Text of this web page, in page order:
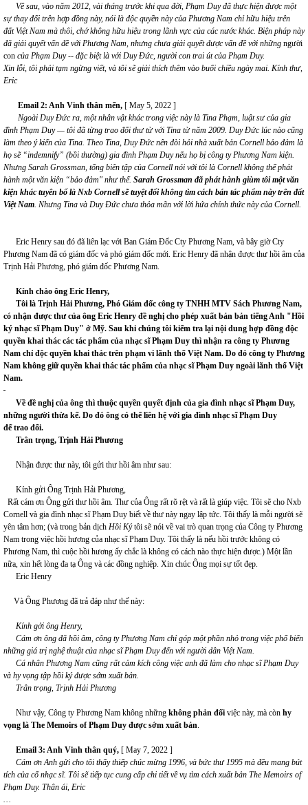
Về sau, vào năm 2012, vài tháng trước khi qua đời, Phạm Duy đã thực hiện đượcmột
sự thay đổi trên hợp đồng này, nói là độc quyền này của Phương Nam chỉ hữu hiệu trên
đất Việt Nam mà thôi, chớ không hữu hiệu trong lãnh vực của các nước khác. Biện pháp này
đã giải quyết vấn đề với Phương Nam, nhưng chưa giải quyết được vấn đề với những người
con của Phạm Duy-- đặc biệt là với Duy Đức, người con trai út của Phạm Duy.
Xin lỗi, tôi phải tạm ngừng viết, và tôi sẽ giải thích thêm vào buổi chiều ngày mai. Kính thư,
Eric
Email 2: Anh Vinh thân mến, [ May 5, 2022 ]
Ngoài Duy Đức ra, một nhân vật khác trong việc này là Tina Phạm, luật sư của gia
đình Phạm Duy — tôi đã từng trao đổi thư từ với Tina từ năm 2009. Duy Đức lúc nào cũng
làm theo ý kiến của Tina. Theo Tina, Duy Đức nên đòi hỏi nhà xuất bản Cornell bảo đảm là
họ sẽ “indemnify” (bồi thường) gia đình Phạm Duy nếu họ bị công ty Phương Nam kiện.
Nhưng Sarah Grossman, tổng biên tập của Cornell nói với tôi là Cornell không thể phát
hành một văn kiện “bảo đảm" như thế. Sarah Grossman đã phát hành giùm tôi một văn
kiện khác tuyên bố là Nxb Cornell sẽ tuyệt đối không tìm cách bán tác phẩm này trên đất
Việt Nam. Nhưng Tina và Duy Đức chưa thỏa mãn với lời hứa chính thức này của Cornell.
Eric Henry sau đó đã liên lạc với Ban Giám Đốc Cty Phương Nam, và bây giờ Cty
Phương Nam đã có giám đốc và phó giám đốc mới. Eric Henry đã nhận được thư hồi âm của
Trịnh Hải Phương, phó giám đốc Phương Nam.
Kính chào ông Eric Henry,
Tôi là Trịnh Hải Phương, Phó Giám đốc công ty TNHH MTV Sách Phương Nam,
có nhận được thư của ông Eric Henry đề nghị cho phép xuất bản bản tiếng Anh "Hồi
ký nhạc sĩ Phạm Duy" ở Mỹ. Sau khi chúng tôi kiểm tra lại nội dung hợp đồng độc
quyền khai thác các tác phẩm của nhạc sĩ Phạm Duy thì nhận ra công ty Phương
Nam chỉ độc quyền khai thác trên phạm vi lãnh thổ Việt Nam. Do đó công ty Phương
Nam không giữ quyền khai thác tác phẩm của nhạc sĩ Phạm Duy ngoài lãnh thổ Việt
Nam.
Về đề nghị của ông thì thuộc quyền quyết định của gia đình nhạc sĩ Phạm Duy,
những người thừa kế. Do đó ông có thể liên hệ với gia đình nhạc sĩ Phạm Duy
để trao đổi.
Trân trọng, Trịnh Hải Phương
Nhận được thư này, tôi gửi thư hồi âm như sau:
Kính gửi Ông Trịnh Hải Phương,
Rất cám ơn Ông gửi thư hồi âm. Thư của Ông rất rõ rệt và rất là giúp việc. Tôi sẽ cho Nxb
Cornell và gia đình nhạc sĩ Phạm Duy biết về thư này ngay lập tức. Tôi thấy là mỗi người sẽ
yên tâm hơn; (và trong bản dịch Hồi Kýtôi sẽ nói về vai trò quan trọng của Công ty Phương
Nam trong việc hồi hương của nhạc sĩ Phạm Duy. Tôi thấy là nếu hồi trước không có
Phương Nam, thì cuộc hồi hương ấy chắc là không có cách nào thực hiện được.) Một lần
nữa, xin hết lòng đa tạ Ông và các đồng nghiệp. Xin chúc Ông mọi sự tốt đẹp.
Eric Henry
Và Ông Phương đã trả đáp như thế này:
Kính gởi ông Henry,
Cám ơn ông đã hồi âm, công ty Phương Nam chỉ góp mộtphần nhỏ trong việc phổ biến
những giá trị nghệ thuật của nhạc sĩ Phạm Duy đến với người dân Việt Nam.
Cá nhân Phương Nam cũng rất cảm kích công việc anh đã làm cho nhạc sĩ Phạm Duy
và hy vọng tập hồi ký được sớm xuất bản.
Trân trọng, Trịnh Hải Phương
Như vậy, Công ty Phương Nam không những không phản đối việc này, mà còn hy
vọng là The Memoirs of Phạm Duy được sớm xuất bản.
Email 3: Anh Vinh thân quý, [ May 7, 2022 ]
Cám ơn Anh gửi cho tôi thấy thiếp chúc mừng 1996, và bức thư 1995 mà đều mang bút
tích của cố nhạc sĩ. Tôi sẽ tiếp tục cung cấp chi tiết về vụ tìm cách xuất bản The Memoirs of
Phạm Duy. Thân ái, Eric
…